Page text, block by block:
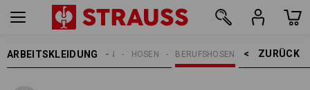
ARBEITSKLEIDUNG ZURÜCK    >
BERUFSHOSEN
HOSEN
DAMEN